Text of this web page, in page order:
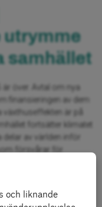
utrymme
samhället
är över. Avtal om nya
finansieringen av dem
är på
fortsätter klimatet
av världen inför
försvårar för
[…]
och liknande